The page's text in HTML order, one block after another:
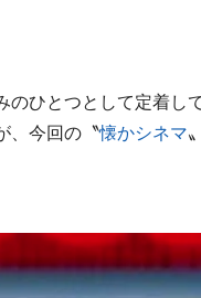
のひとつとして定着し
、今回の〝懐かシネマ